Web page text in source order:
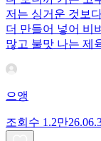
저는 싱거운 것보
더 만들어 넣어 비
많고 불맛 나는 제
으앵
조회수 1.2만